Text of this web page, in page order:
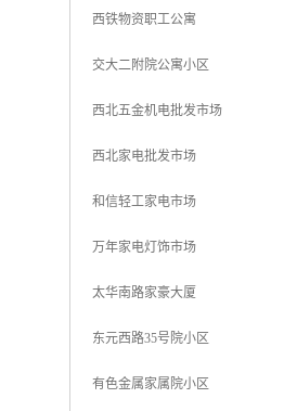
西铁物资职工公寓
交大二附院公寓小区
西北五金机电批发市场
西北家电批发市场
和信轻工家电市场
万年家电灯饰市场
太华南路家豪大厦
东元西路35号院小区
有色金属家属院小区